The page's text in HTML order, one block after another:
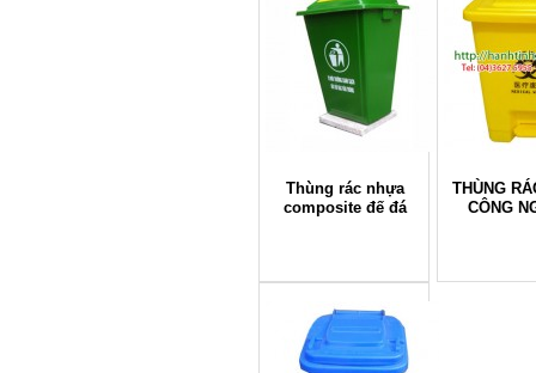
Thùng rác nhựa
composite đế đá
THÙNG
CÔNG